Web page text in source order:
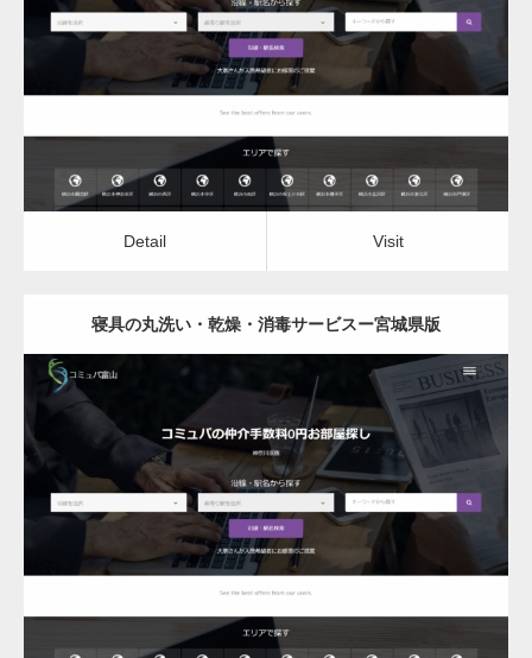
寝具の丸洗い・乾燥・消毒サービス
Detail Visit
Detail Visit
寝具の丸洗い・乾燥・消毒サービスー宮城県版
更新日： 2022.12.06
寝具の丸洗い・乾燥・消毒サービス
Detail Visit